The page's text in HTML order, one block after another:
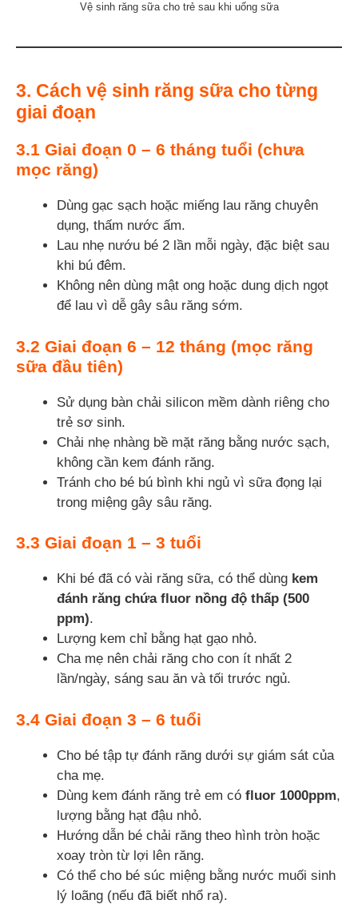
Vệ sinh răng sữa cho trẻ sau khi uống sữa
3. Cách vệ sinh răng sữa cho từng
giai đoạn
3.1 Giai đoạn 0 – 6 tháng tuổi (chưa
mọc răng)
Dùng gạc sạch hoặc miếng lau răng chuyên
dụng, thấm nước ấm.
Lau nhẹ nướu bé 2 lần mỗi ngày, đặc biệt sau
khi bú đêm.
Không nên dùng mật ong hoặc dung dịch ngọt
để lau vì dễ gây sâu răng sớm.
3.2 Giai đoạn 6 – 12 tháng (mọc răng
sữa đầu tiên)
Sử dụng bàn chải silicon mềm dành riêng cho
trẻ sơ sinh.
Chải nhẹ nhàng bề mặt răng bằng nước sạch,
không cần kem đánh răng.
Tránh cho bé bú bình khi ngủ vì sữa đọng lại
trong miệng gây sâu răng.
3.3 Giai đoạn 1 – 3 tuổi
Khi bé đã có vài răng sữa, có thể dùng kem
đánh răng chứa fluor nồng độ thấp (500
ppm).
Lượng kem chỉ bằng hạt gạo nhỏ.
Cha mẹ nên chải răng cho con ít nhất 2
lần/ngày, sáng sau ăn và tối trước ngủ.
3.4 Giai đoạn 3 – 6 tuổi
Cho bé tập tự đánh răng dưới sự giám sát của
cha mẹ.
Dùng kem đánh răng trẻ em có fluor 1000ppm,
lượng bằng hạt đậu nhỏ.
Hướng dẫn bé chải răng theo hình tròn hoặc
xoay tròn từ lợi lên răng.
Có thể cho bé súc miệng bằng nước muối sinh
lý loãng (nếu đã biết nhổ ra).